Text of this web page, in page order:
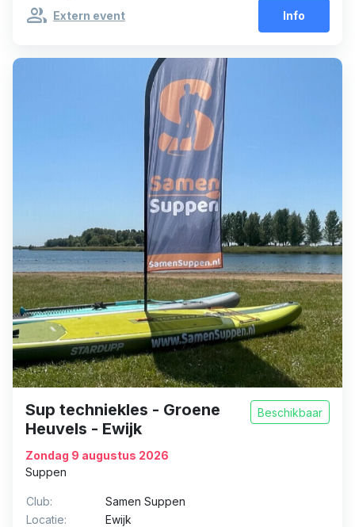
group Extern event Info
Sup techniekles - Groene
Heuvels - Ewijk
Zondag 9 augustus 2026
Suppen
Beschikbaar
Club:
Samen Suppen
Locatie:
Ewijk